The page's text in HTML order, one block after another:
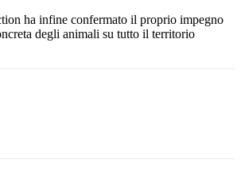
ha infine confermato il proprio impegno
degli animali su tutto il territorio